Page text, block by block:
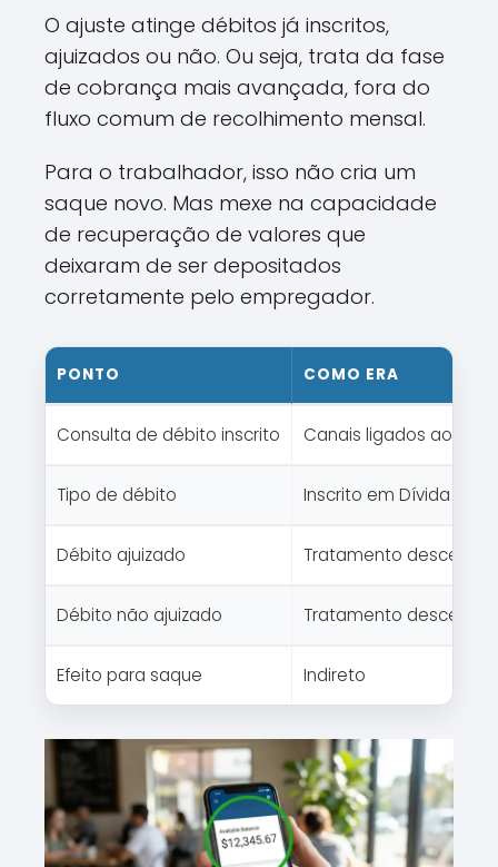
O ajuste atinge débitos já inscritos,
ajuizados ou não. Ou seja, trata da fase
de cobrança mais avançada, fora do
fluxo comum de recolhimento mensal.
Para o trabalhador, isso não cria um
saque novo. Mas mexe na capacidade
de recuperação de valores que
deixaram de ser depositados
corretamente pelo empregador.
PONTO COMO ERA
Consulta de débito inscrito Canais ligados ao FGTS
Tipo de débito Inscrito em Dívida Ativa
Débito ajuizado Tratamento
Débito não ajuizado Tratamento
Efeito para saque Indireto